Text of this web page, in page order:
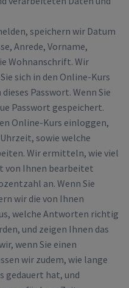
speichern wir Datum
Anrede, Vorname,
Wohnanschrift. Wir
sich in den Online-Kurs
Passwort. Wenn Sie
Passwort gespeichert.
Online-Kurs einloggen,
sowie welche
Wir ermitteln, wie viel
von Ihnen bearbeitet
an. Wenn Sie
wir die von Ihnen
welche Antworten richtig
und zeigen Ihnen das
wenn Sie einen
wir zudem, wie lange
gedauert hat, und